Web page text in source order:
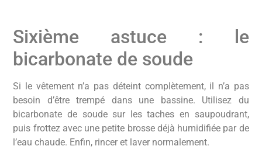
Sixième astuce : le
bicarbonate de soude
Si le vêtement n’a pas déteint complètement, il n’a pas
besoin d’être trempé dans une bassine. Utilisez du
bicarbonate de soude sur les taches en saupoudrant,
puis frottez avec une petite brosse déjà humidifiée par de
l’eau chaude. Enfin, rincer et laver normalement.